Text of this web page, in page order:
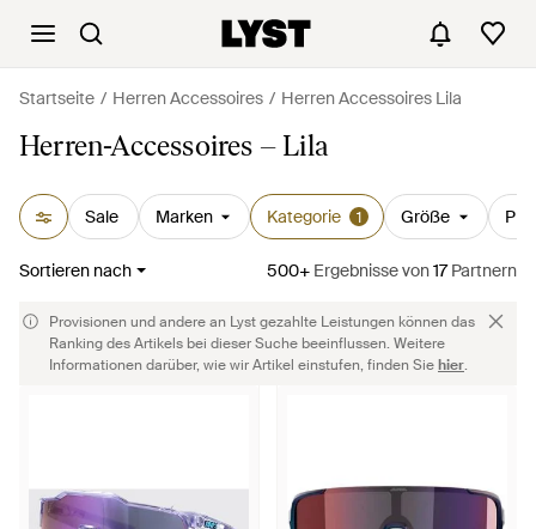
Startseite Herren Accessoires Herren Accessoires Lila
Herren-Accessoires – Lila
Sale Marken Kategorie 1 Größe
Sortieren nach 500+ Ergebnissevon17Partnern
Provisionen und andere an Lyst gezahlte Leistungen können das
Ranking des Artikels bei dieser Suche beeinflussen. Weitere
Informationen darüber, wie wir Artikel einstufen, finden Siehier.